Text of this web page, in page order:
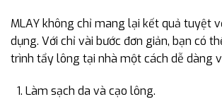
MLAY không chỉ mang lại kết quả tuyệt
dụng. Với chỉ vài bước đơn giản, bạn có
trình tẩy lông tại nhà một cách dễ dàng
Làm sạch da và cạo lông.